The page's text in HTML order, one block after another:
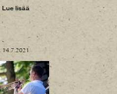
Lue lisää
14.7.2021